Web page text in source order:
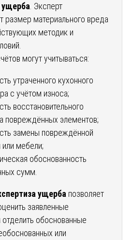
ущерба . Эксперт
размер материального вреда
методик и
могут учитываться:
утраченного кухонного
с учётом износа;
восстановительного
повреждённых элементов;
замены повреждённой
или мебели;
обоснованность
сумм.
ущерба позволяет
заявленные
отделить обоснованные
или